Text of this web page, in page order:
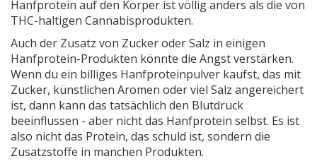
Hanfprotein auf den Körper ist völlig anders als die von
THC-haltigen Cannabisprodukten.
Auch der Zusatz von Zucker oder Salz in einigen
Hanfprotein-Produkten könnte die Angst verstärken.
Wenn du ein billiges Hanfproteinpulver kaufst, das mit
Zucker, künstlichen Aromen oder viel Salz angereichert
ist, dann kann das tatsächlich den Blutdruck
beeinflussen - aber nicht das Hanfprotein selbst. Es ist
also nicht das Protein, das schuld ist, sondern die
Zusatzstoffe in manchen Produkten.